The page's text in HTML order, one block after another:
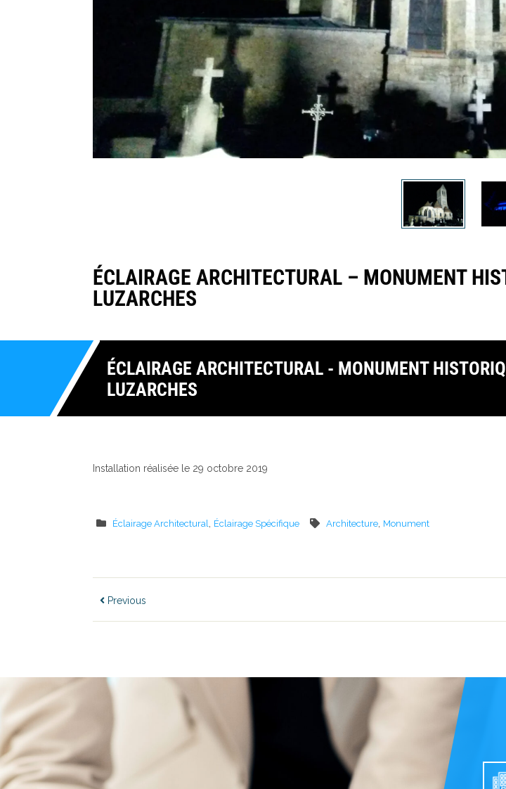
ÉCLAIRAGE ARCHITECTURAL – MONUMENT
LUZARCHES
ÉCLAIRAGE ARCHITECTURAL - MONUMENT
LUZARCHES
Installation réalisée le 29 octobre 2019
Éclairage Architectural, Éclairage Spécifique Architecture, Monument
Previous